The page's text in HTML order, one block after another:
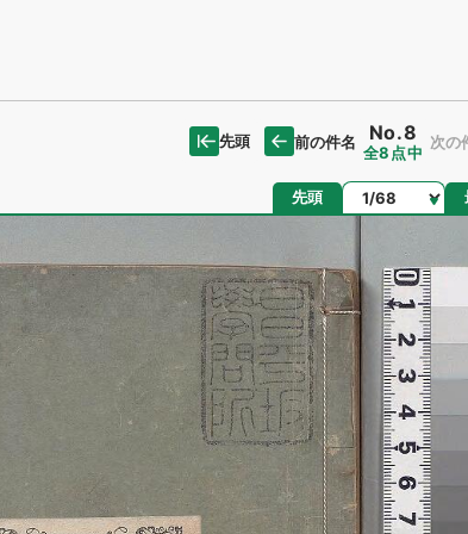
先頭 前の件名 No.8
全8点中
次の
先頭 ページ